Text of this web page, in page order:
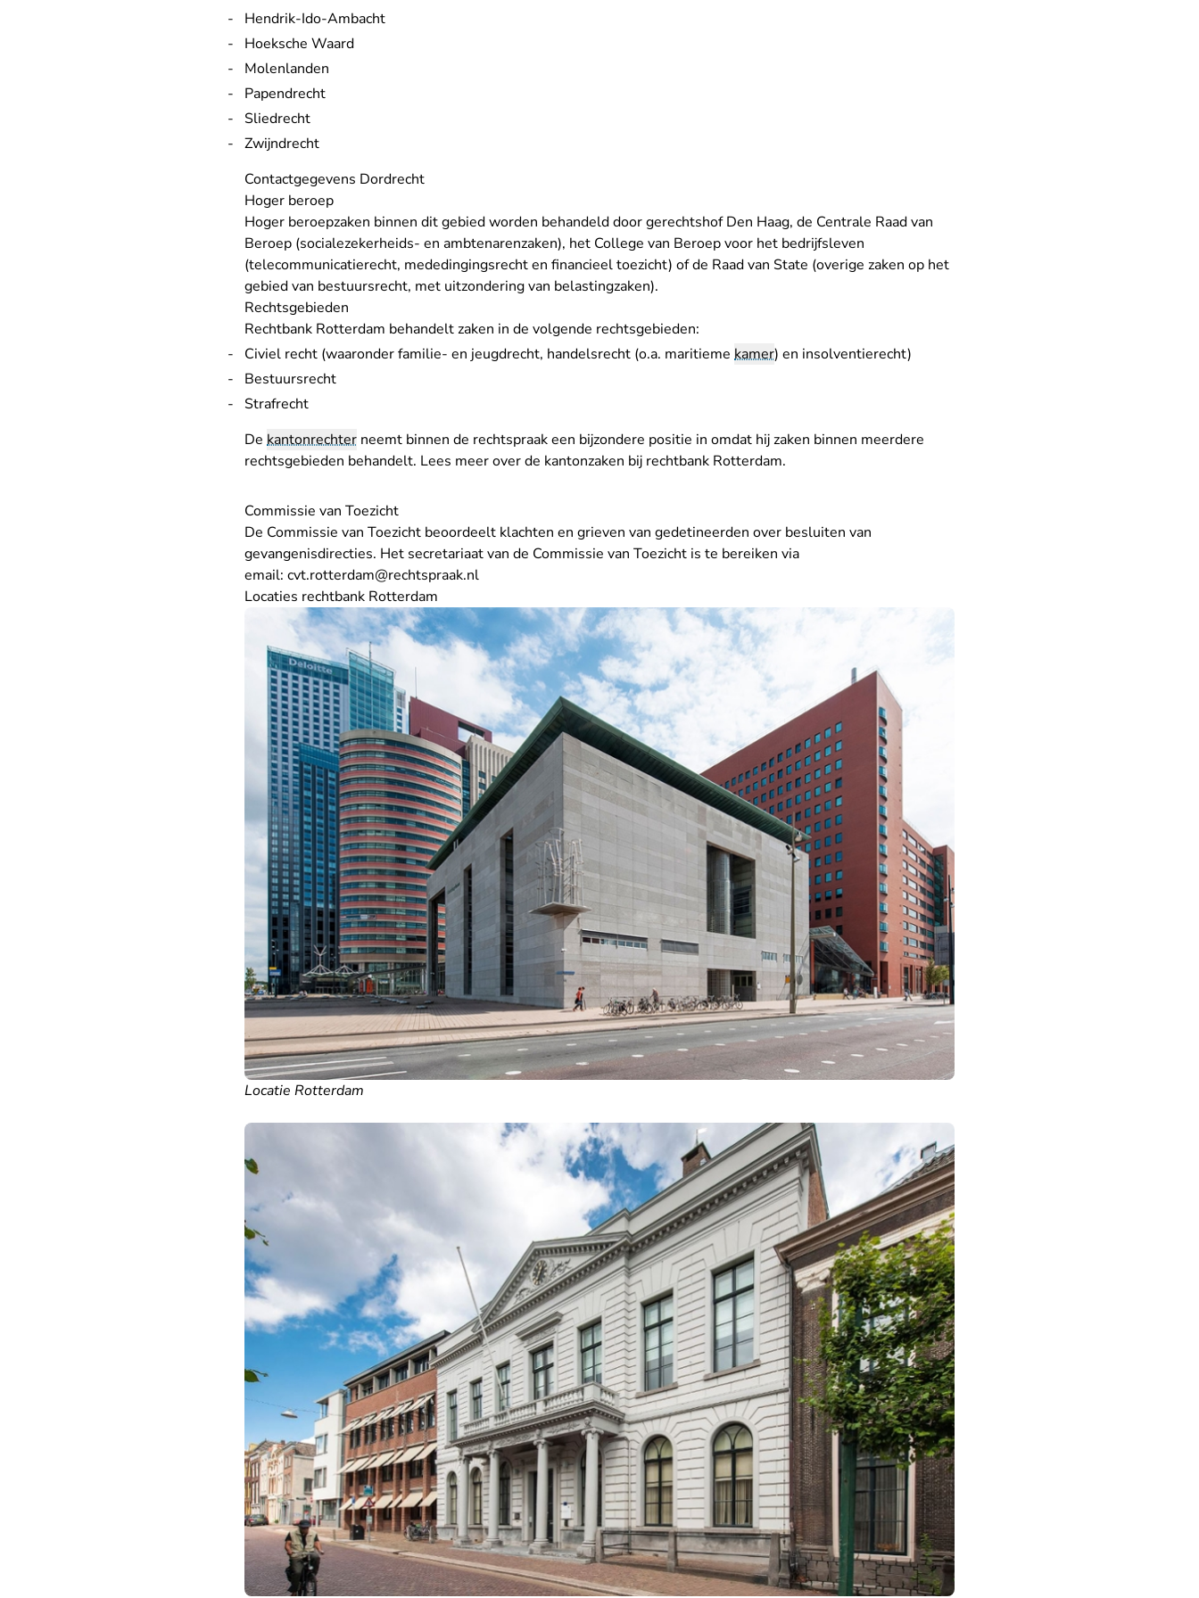
Hendrik-Ido-Ambacht
Hoeksche Waard
Molenlanden
Papendrecht
Sliedrecht
Zwijndrecht
Contactgegevens Dordrecht
Hoger beroep
Hoger beroepzaken binnen dit gebied worden behandeld doorgerechtshof Den Haag, de Centrale Raad van
Beroep (socialezekerheids- en ambtenarenzaken), het College van Beroep voor het bedrijfsleven
(telecommunicatierecht, mededingingsrecht en financieel toezicht) of de Raad van State (overige zaken op het
gebied van bestuursrecht, met uitzondering van belastingzaken).
Rechtsgebieden
Rechtbank Rotterdam behandelt zaken in de volgende rechtsgebieden:
Civiel recht (waaronderfamilie- en jeugdrecht, handelsrecht (o.a. maritieme kamer) en insolventierecht)
Bestuursrecht
Strafrecht
De kantonrechter neemt binnen de rechtspraak een bijzondere positie in omdat hij zaken binnen meerdere
rechtsgebieden behandelt. Lees meer over de kantonzaken bij rechtbank Rotterdam.
Commissie van Toezicht
De Commissie van Toezicht beoordeelt klachten en grieven van gedetineerden over besluiten van
gevangenisdirecties. Het secretariaat van de Commissie van Toezicht is te bereiken via
email: cvt.rotterdam@rechtspraak.nl- U verlaat Rechtspraak.nl
Locaties rechtbank Rotterdam
Locatie Rotterdam